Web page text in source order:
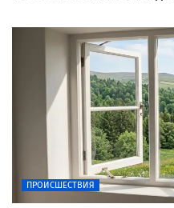
ПРОИСШЕСТВИЯ